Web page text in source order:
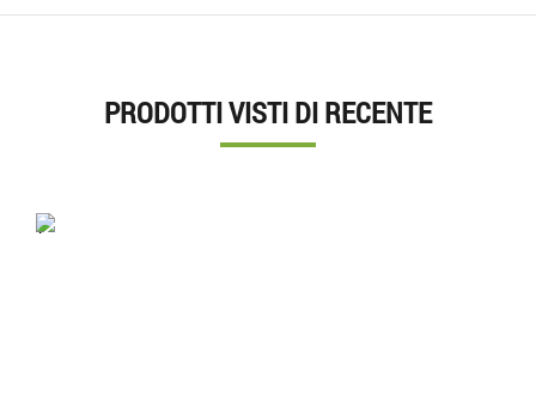
PRODOTTI VISTI DI RECENTE
'.'